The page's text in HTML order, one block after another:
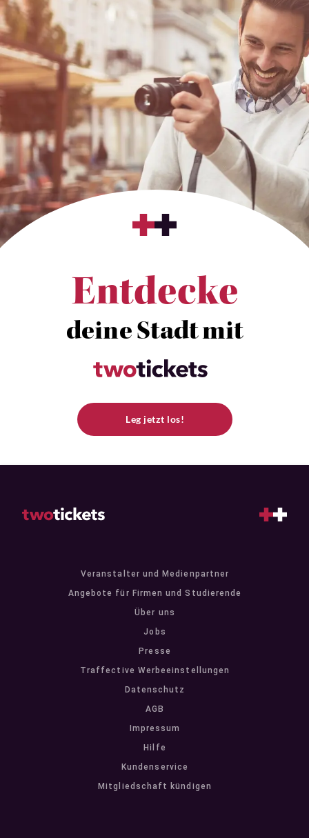
Entdecke
deine Stadt mit
Leg jetzt los!
Veranstalter und Medienpartner
Angebote für Firmen und Studierende
Über uns
Jobs
Presse
Traffective Werbeeinstellungen
Datenschutz
AGB
Impressum
Hilfe
Kundenservice
Mitgliedschaft kündigen